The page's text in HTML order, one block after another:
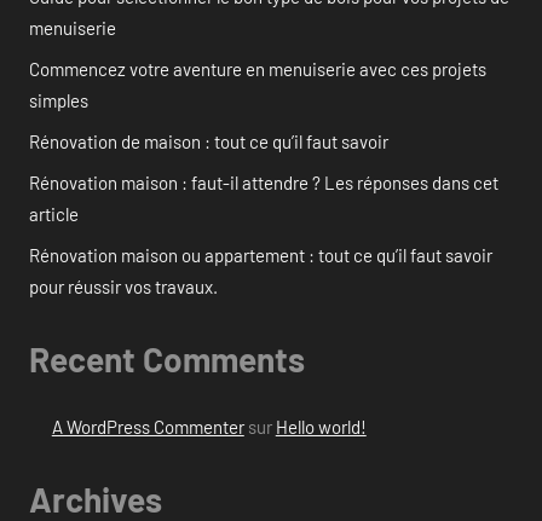
menuiserie
Commencez votre aventure en menuiserie avec ces projets
simples
Rénovation de maison : tout ce qu’il faut savoir
Rénovation maison : faut-il attendre ? Les réponses dans cet
article
Rénovation maison ou appartement : tout ce qu’il faut savoir
pour réussir vos travaux.
Recent Comments
A WordPress Commentersur Hello world!
Archives